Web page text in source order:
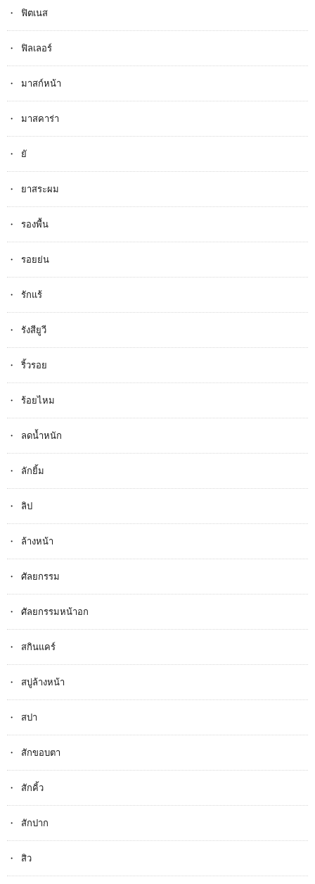
ฟิตเนส
ฟิลเลอร์
มาสก์หน้า
มาสคาร่า
ยั
ยาสระผม
รองพื้น
รอยย่น
รักแร้
รังสียูวี
ริ้วรอย
ร้อยไหม
ลดน้ำหนัก
ลักยิ้ม
ลิป
ล้างหน้า
ศัลยกรรม
ศัลยกรรมหน้าอก
สกินแคร์
สบู่ล้างหน้า
สปา
สักขอบตา
สักคิ้ว
สักปาก
สิว